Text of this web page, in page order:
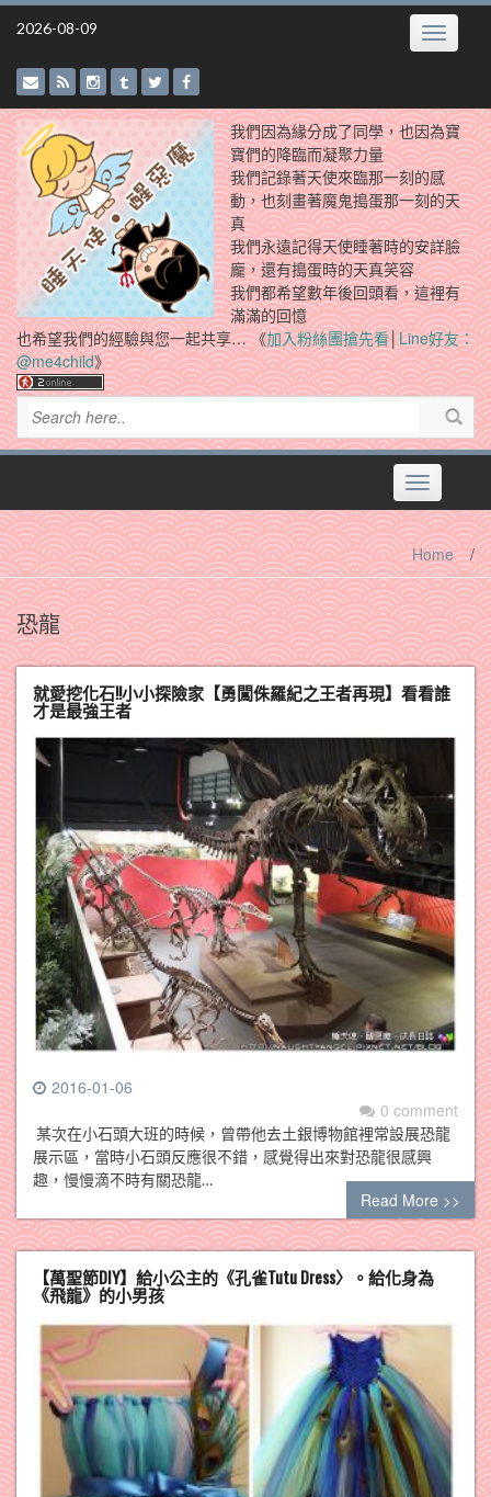
Skip
2026-08-09 Toggle
我們因為緣分成了同學，也因為寶
寶們的降臨而凝聚力量
我們記錄著天使來臨那一刻的感
動，也刻畫著魔鬼搗蛋那一刻的天
真
我們永遠記得天使睡著時的安詳臉
龐，還有搗蛋時的天真笑容
我們都希望數年後回頭看，這裡有
滿滿的回憶
也希望我們的經驗與您一起共享… 《加入粉絲團搶先看│Line好友：
@me4child》
Toggle
navigation
Home /
恐龍
就愛挖化石!!小小探險家【勇闖侏羅紀之王者再現】看看誰
才是最強王者
2016-01-06
0 comment
某次在小石頭大班的時候，曾帶他去土銀博物館裡常設展恐龍
展示區，當時小石頭反應很不錯，感覺得出來對恐龍很感興
趣，慢慢滴不時有關恐龍…
Read More >>
【萬聖節DIY】給小公主的《孔雀Tutu Dress〉。給化身為
《飛龍》的小男孩